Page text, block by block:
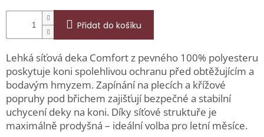
Přidat do košíku
Lehká síťová deka Comfort z pevného 100% polyesteru
poskytuje koni spolehlivou ochranu před obtěžujícím a
bodavým hmyzem. Zapínání na plecích a křížové
popruhy pod břichem zajišťují bezpečné a stabilní
uchycení deky na koni. Díky síťové struktuře je
maximálně prodyšná – ideální volba pro letní měsíce.